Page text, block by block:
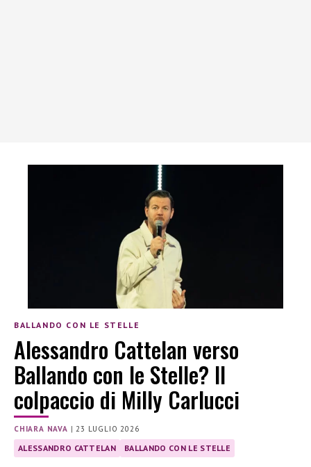
BALLANDO CON LE STELLE
Alessandro Cattelan verso
Ballando con le Stelle? Il
colpaccio di Milly Carlucci
CHIARA NAVA | 23 LUGLIO 2026
ALESSANDRO CATTELAN BALLANDO CON LE STELLE